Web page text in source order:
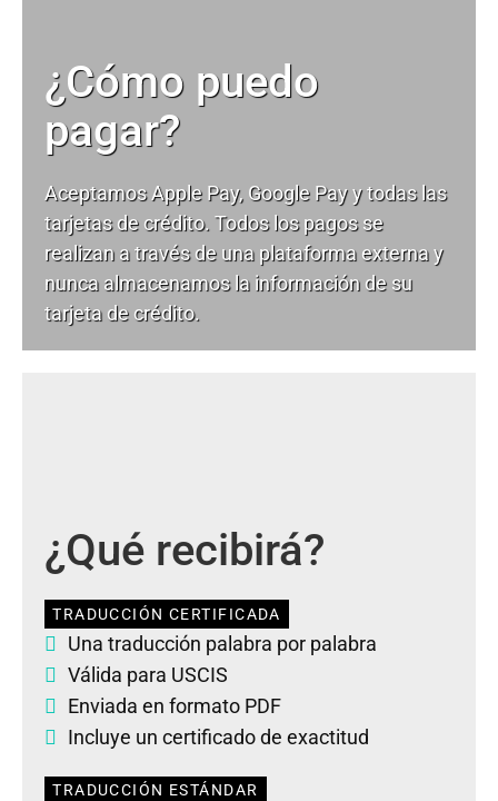
¿Cómo puedo
pagar?
Aceptamos Apple Pay, Google Pay y todas las
tarjetas de crédito. Todos los pagos se
realizan a través de una plataforma externa y
nunca almacenamos la información de su
tarjeta de crédito.
¿Qué recibirá?
TRADUCCIÓN CERTIFICADA
Una traducción palabra por palabra
Válida para USCIS
Enviada en formato PDF
Incluye un certificado de exactitud
TRADUCCIÓN ESTÁNDAR